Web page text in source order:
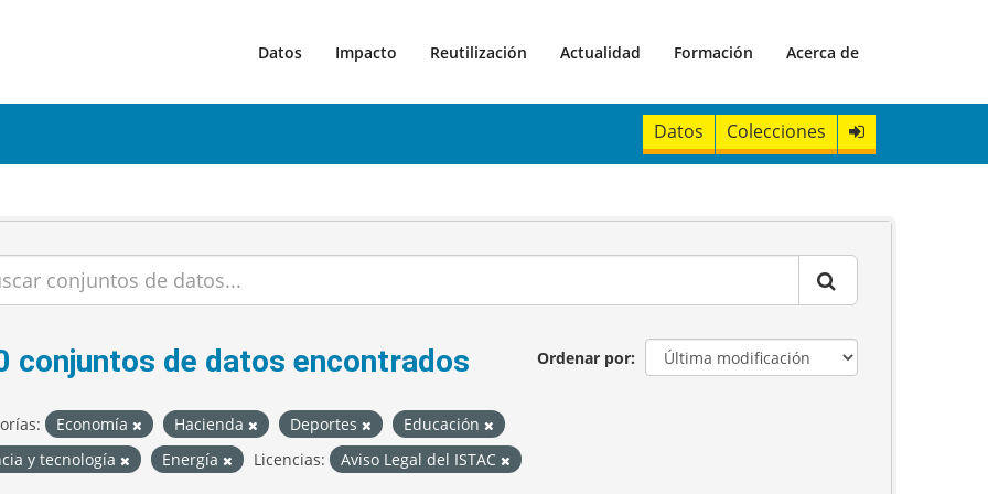
Datos Impacto Reutilización Actualidad Formación Acerca de
Datos Colecciones
Ordenar por
conjuntos de datos encontrados
Economía Hacienda Deportes
Educación
y tecnología
Energía Licencias: Aviso Legal del ISTAC